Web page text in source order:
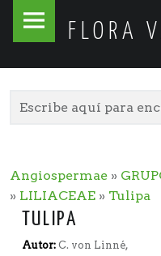
FLORA
Flora
Skip
Angiospermae»
» LILIACEAE» Tulipa
TULIPA
Autor: C. von Linné,